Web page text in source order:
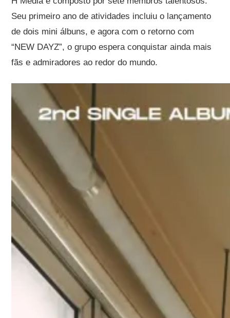
Seu primeiro ano de atividades incluiu o lançamento
de dois mini álbuns, e agora com o retorno com
“NEW DAYZ”, o grupo espera conquistar ainda mais
fãs e admiradores ao redor do mundo.